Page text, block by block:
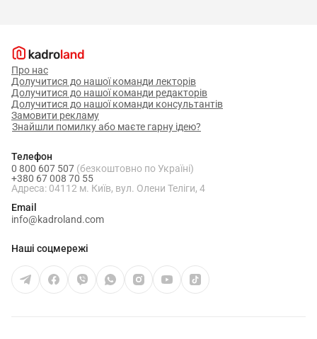
Про нас
Долучитися до нашої команди лекторів
Долучитися до нашої команди редакторів
Долучитися до нашої команди консультантів
Замовити рекламу
Знайшли помилку або маєте гарну ідею?
Телефон
0 800 607 507 (безкоштовно по Україні)
+380 67 008 70 55
Адреса: 04112 м. Київ, вул. Олени Теліги, 4
Email
info@kadroland.com
Наші соцмережі